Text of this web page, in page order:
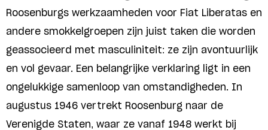
Roosenburgs werkzaamheden voor Fiat Liberatas en
andere smokkelgroepen zijn juist taken die worden
geassocieerd met masculiniteit: ze zijn avontuurlijk
en vol gevaar. Een belangrijke verklaring ligt in een
ongelukkige samenloop van omstandigheden. In
augustus 1946 vertrekt Roosenburg naar de
Verenigde Staten, waar ze vanaf 1948 werkt bij